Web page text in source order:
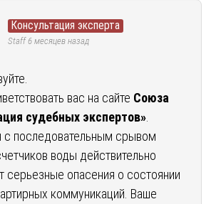
Консультация эксперта
Staff6 месяцев назад
вас на сайте Союза
судебных экспертов»
с последовательным срывом
воды действительно
серьезные опасения о состоянии
коммуникаций. Ваше